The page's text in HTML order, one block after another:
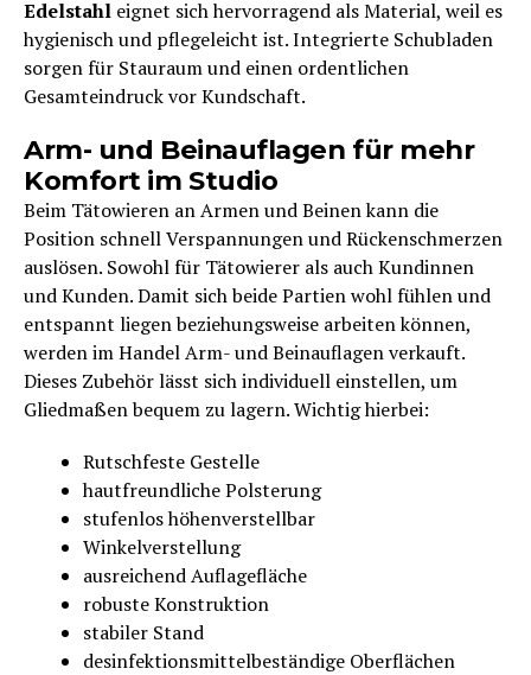
Edelstahl eignet sich hervorragend als Material, weil es
hygienisch und pflegeleicht ist. Integrierte Schubladen
sorgen für Stauraum und einen ordentlichen
Gesamteindruck vor Kundschaft.
Arm- und Beinauflagen für mehr
Komfort im Studio
Beim Tätowieren an Armen und Beinen kann die
Position schnell Verspannungen und Rückenschmerzen
auslösen. Sowohl für Tätowierer als auch Kundinnen
und Kunden. Damit sich beide Partien wohl fühlen und
entspannt liegen beziehungsweise arbeiten können,
werden im Handel Arm- und Beinauflagen verkauft.
Dieses Zubehör lässt sich individuell einstellen, um
Gliedmaßen bequem zu lagern. Wichtig hierbei:
Rutschfeste Gestelle
hautfreundliche Polsterung
stufenlos höhenverstellbar
Winkelverstellung
ausreichend Auflagefläche
robuste Konstruktion
stabiler Stand
desinfektionsmittelbeständige Oberflächen